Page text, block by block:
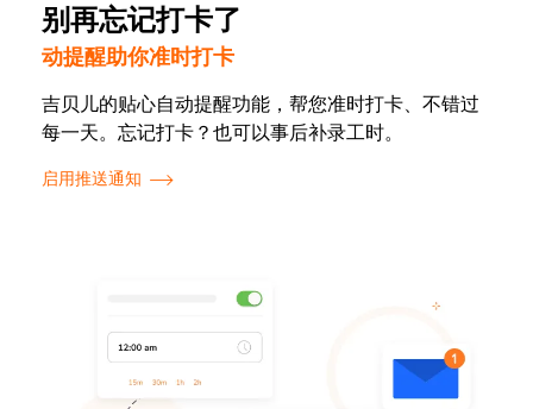
别再忘记打卡了
动提醒助你准时打卡
吉贝儿的贴心自动提醒功能，帮您准时打卡、不错过
每一天。忘记打卡？也可以事后补录工时。
启用推送通知